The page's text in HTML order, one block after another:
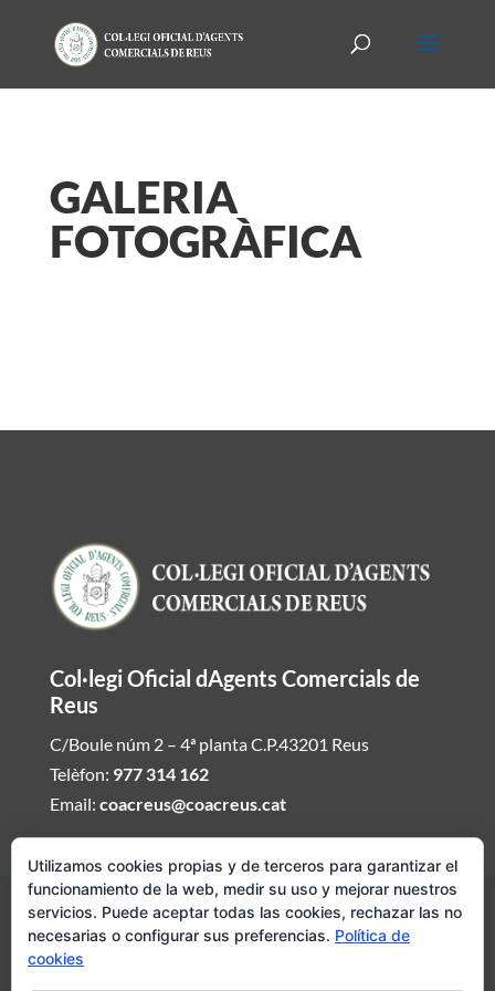
GALERIA
FOTOGRÀFICA
Col·legi Oficial dAgents Comercials de
Reus
C/Boule núm 2 – 4ª planta C.P.43201 Reus
Telèfon: 977 314 162
Email: coacreus@coacreus.cat
Horari del Col·legi dAgents Comercials
De dilluns a divendres de 16:00h a 19:30h
Si desitjeu ser atesos fora daquest envieu mail demanat hora i
Utilizamos cookies propias y de terceros para garantizar el
funcionamiento de la web, medir su uso y mejorar nuestros
servicios. Puede aceptar todas las cookies, rechazar las no
necesarias o configurar sus preferencias. Política de
cookies